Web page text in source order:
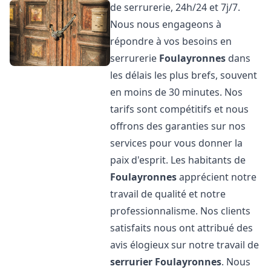
de serrurerie, 24h/24 et 7j/7.
Nous nous engageons à
répondre à vos besoins en
serrurerie Foulayronnes dans
les délais les plus brefs, souvent
en moins de 30 minutes. Nos
tarifs sont compétitifs et nous
offrons des garanties sur nos
services pour vous donner la
paix d'esprit. Les habitants de
Foulayronnesapprécient notre
travail de qualité et notre
professionnalisme. Nos clients
satisfaits nous ont attribué des
avis élogieux sur notre travail de
serrurier Foulayronnes. Nous